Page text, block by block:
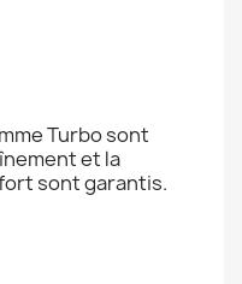
Turbo sont
et la
sont garantis.